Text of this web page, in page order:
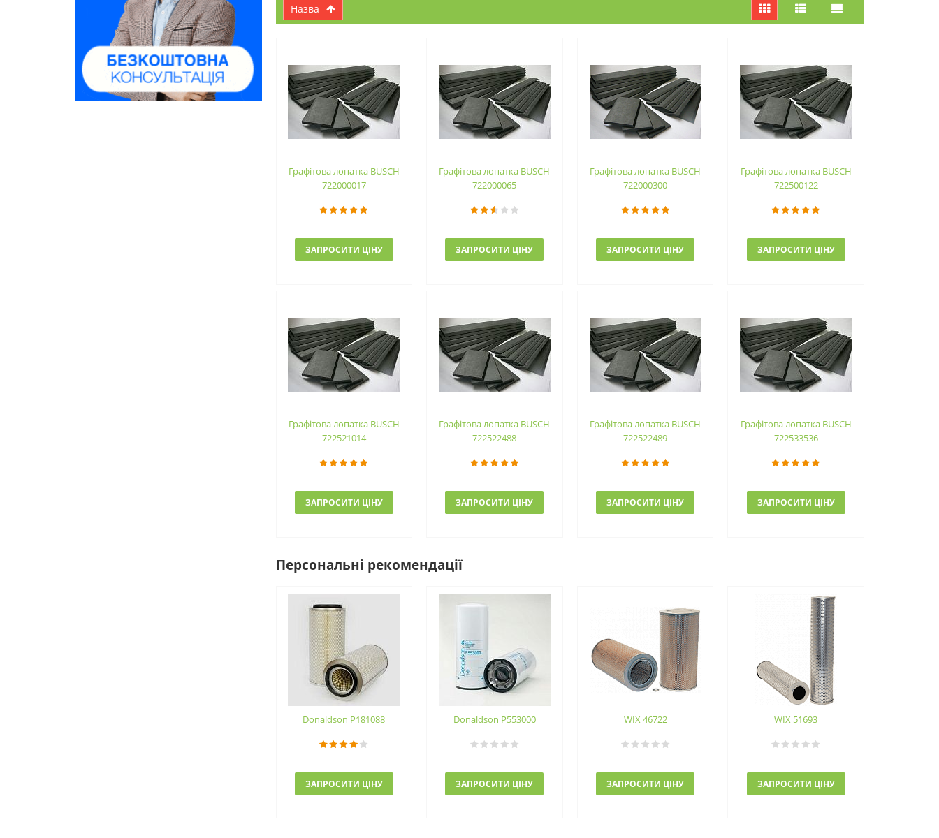
назва
Графітова лопатка BUSCH
722000017
ЗАПРОСИТИ ЦІНУ
Графітова лопатка BUSCH
722000065
ЗАПРОСИТИ ЦІНУ
Графітова лопатка BUSCH
722000300
ЗАПРОСИТИ ЦІНУ
Графітова лопатка BUSCH
722500122
ЗАПРОСИТИ ЦІНУ
Графітова лопатка BUSCH
722521014
ЗАПРОСИТИ ЦІНУ
Графітова лопатка BUSCH
722522488
ЗАПРОСИТИ ЦІНУ
Графітова лопатка BUSCH
722522489
ЗАПРОСИТИ ЦІНУ
Графітова лопатка BUSCH
722533536
ЗАПРОСИТИ ЦІНУ
Персональні рекомендації
Donaldson P181088
ЗАПРОСИТИ ЦІНУ
Donaldson P553000
ЗАПРОСИТИ ЦІНУ
WIX 46722
ЗАПРОСИТИ ЦІНУ
WIX 51693
ЗАПРОСИТИ ЦІНУ